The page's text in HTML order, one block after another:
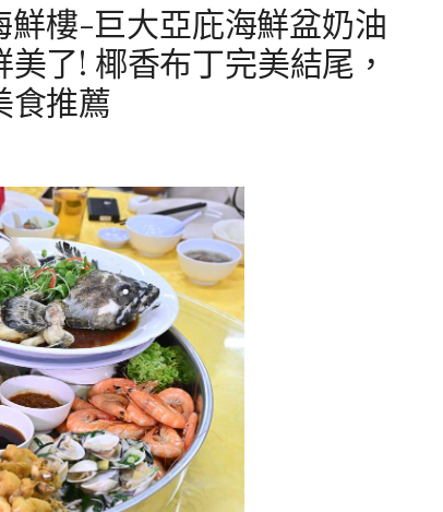
樓-巨大亞庇海鮮盆奶油
了! 椰香布丁完美結尾，
食推薦